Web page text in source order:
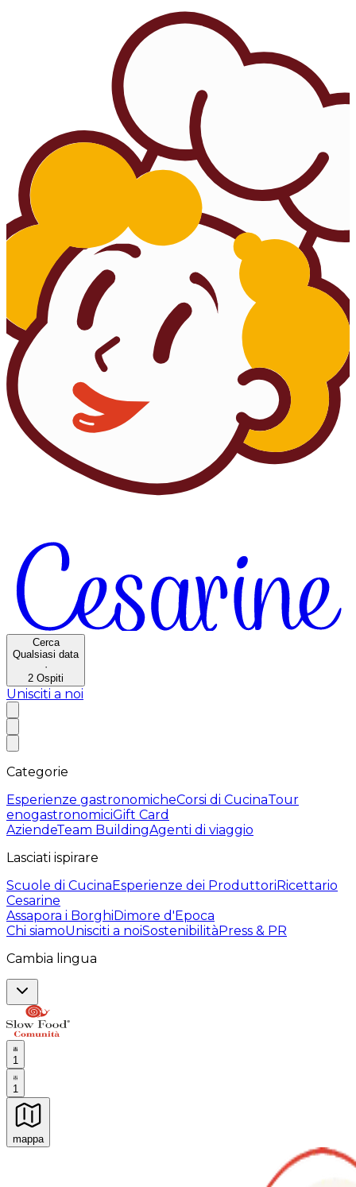
Cerca
Qualsiasi data
·
2 Ospiti
Unisciti a noi
Categorie
Esperienze gastronomicheCorsi di CucinaTour
enogastronomiciGift Card
AziendeTeam BuildingAgenti di viaggio
Lasciati ispirare
Scuole di CucinaEsperienze dei ProduttoriRicettario
Cesarine
Assapora i BorghiDimore d'Epoca
Chi siamoUnisciti a noiSostenibilitàPress & PR
Cambia lingua
1
1
mappa
Esperienze culinarie indimenticabili: Esperienze